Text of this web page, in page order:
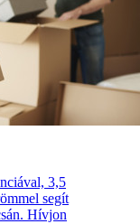
3,5
segít
Hívjon